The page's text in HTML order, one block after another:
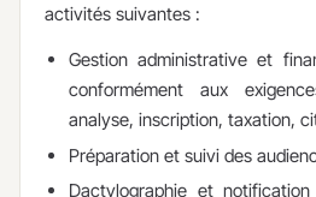
activités suivantes :
Gestion administrative et
conformément aux
analyse, inscription, taxation,
Préparation et suivi des
Dactylographie et